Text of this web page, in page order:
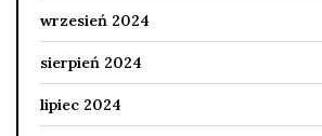
wrzesień 2024
sierpień 2024
lipiec 2024